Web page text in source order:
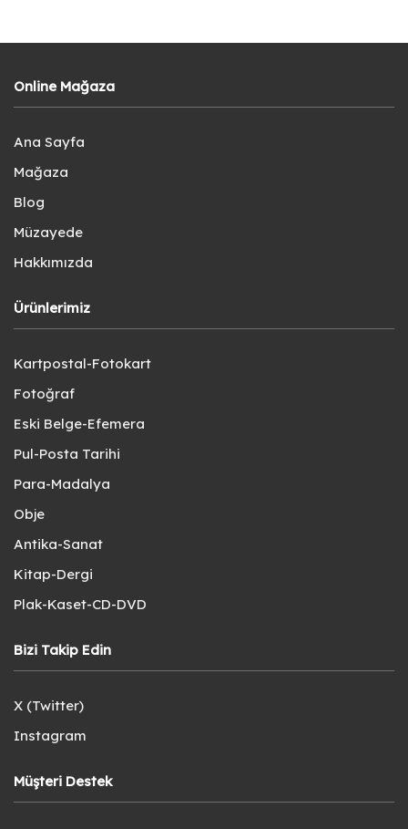
Online Mağaza
Ana Sayfa
Mağaza
Blog
Müzayede
Hakkımızda
Ürünlerimiz
Kartpostal-Fotokart
Fotoğraf
Eski Belge-Efemera
Pul-Posta Tarihi
Para-Madalya
Obje
Antika-Sanat
Kitap-Dergi
Plak-Kaset-CD-DVD
Bizi Takip Edin
X (Twitter)
Instagram
Müşteri Destek